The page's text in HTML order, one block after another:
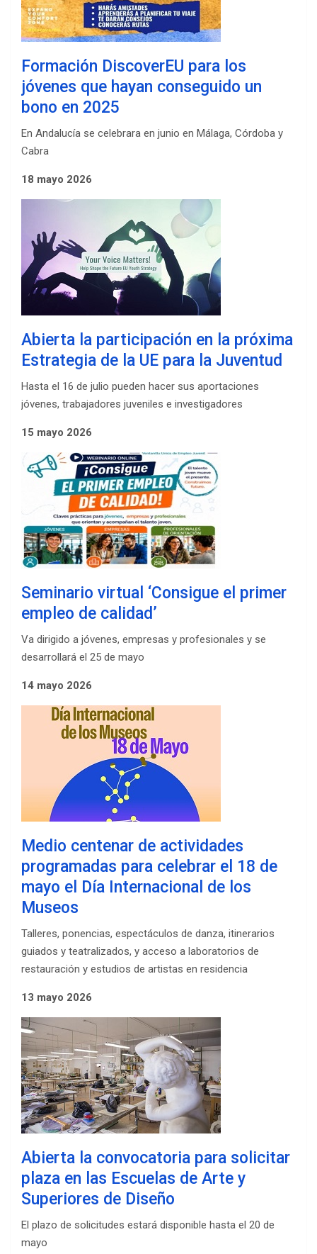
Formación DiscoverEU para los
jóvenes que hayan conseguido un
bono en 2025
En Andalucía se celebrara en junio en Málaga, Córdoba y
Cabra
18 mayo 2026
Abierta la participación en la próxima
Estrategia de la UE para la Juventud
Hasta el 16 de julio pueden hacer sus aportaciones
jóvenes, trabajadores juveniles e investigadores
15 mayo 2026
Seminario virtual ‘Consigue el primer
empleo de calidad’
Va dirigido a jóvenes, empresas y profesionales y se
desarrollará el 25 de mayo
14 mayo 2026
Medio centenar de actividades
programadas para celebrar el 18 de
mayo el Día Internacional de los
Museos
Talleres, ponencias, espectáculos de danza, itinerarios
guiados y teatralizados, y acceso a laboratorios de
restauración y estudios de artistas en residencia
13 mayo 2026
Abierta la convocatoria para solicitar
plaza en las Escuelas de Arte y
Superiores de Diseño
El plazo de solicitudes estará disponible hasta el 20 de
mayo